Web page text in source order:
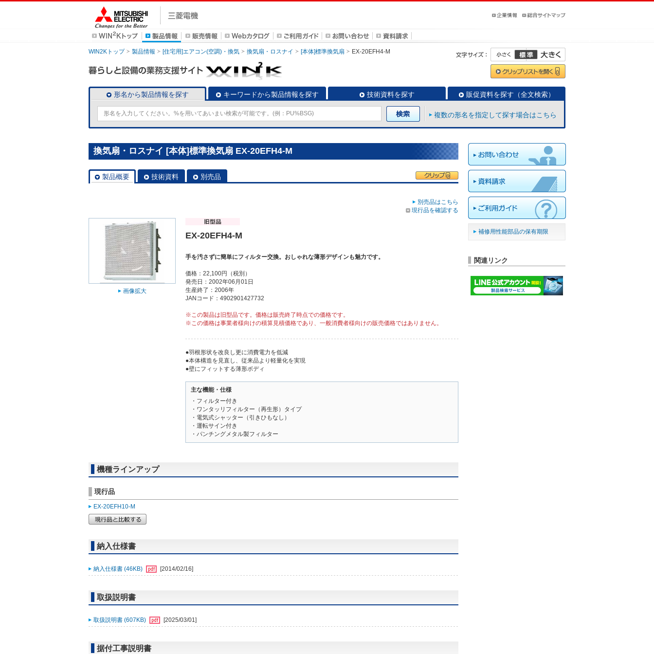
WIN2Kトップ 製品情報 [住宅用]エアコン(空調)・換気 換気扇・ロスナイ [本体]標準換気扇 EX-20EFH4-M
形名から製品情報を探す キーワードから製品情報を探す 技術資料を探す 販促資料を探す（全文検索）
複数の形名を指定して探す場合はこちら
換気扇・ロスナイ [本体]標準換気扇 EX-20EFH4-M
製品概要 技術資料 別売品
別売品はこちら
現行品を確認する
画像拡大
EX-20EFH4-M
手を汚さずに簡単にフィルター交換。おしゃれな薄形デザインも魅力です。
価格：22,100円（税別）
発売日：2002年06月01日
生産終了：2006年
JANコード：4902901427732
※この製品は旧型品です。価格は販売終了時点での価格です。
※この価格は事業者様向けの積算見積価格であり、一般消費者様向けの販売価格ではありません。
●羽根形状を改良し更に消費電力を低減
●本体構造を見直し、従来品より軽量化を実現
●壁にフィットする薄形ボディ
主な機能・仕様
・フィルター付き
・ワンタッリフィルター（再生形）タイプ
・電気式シャッター（引きひもなし）
・運転サイン付き
・パンチングメタル製フィルター
機種ラインアップ
現行品
EX-20EFH10-M
納入仕様書
納入仕様書 (46KB) [2014/02/16]
取扱説明書
取扱説明書 (607KB) [2025/03/01]
据付工事説明書
補修用性能部品の保有期限
関連リンク